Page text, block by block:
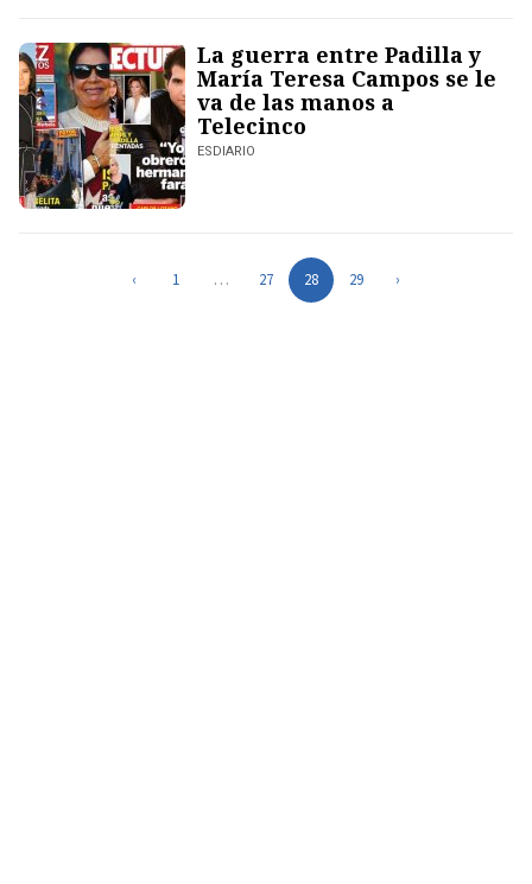
La guerra entre Padilla y
María Teresa Campos se le
va de las manos a
Telecinco
ESDIARIO
‹ 1 … 27 28 29 ›